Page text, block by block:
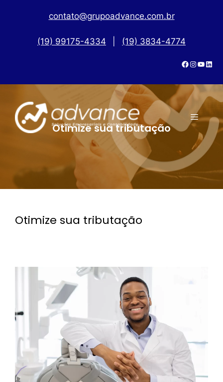
contato@grupoadvance.com.br
(19) 99175-4334 (19) 3834-4774
Otimize sua tributação
Otimize sua tributação